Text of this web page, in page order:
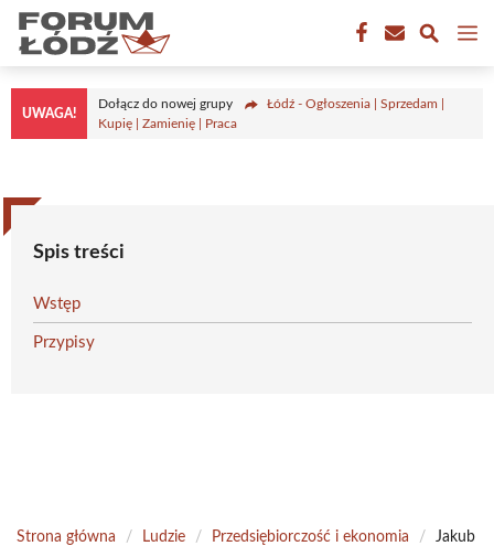
Przejdź
treści
UWAGA!
Dołącz do nowej grupy
Łódź - Ogłoszenia | Sprzedam |
Kupię | Zamienię | Praca
Spis treści
Wstęp
Przypisy
Strona główna / Ludzie / Przedsiębiorczość i ekonomia /
Jakub